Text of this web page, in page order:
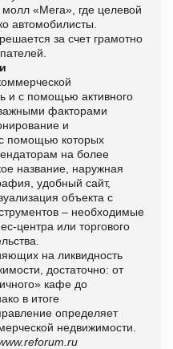
«Мега», где целевой
автомобилисты.
за счет грамотно
и с помощью активного
факторами
и
помощью которых
на более
название, наружная
удобный сайт,
объекта с
– необходимые
центра или торгового
на ликвидность
достаточно: от
кафе до
в итоге
определяет
недвижимости.